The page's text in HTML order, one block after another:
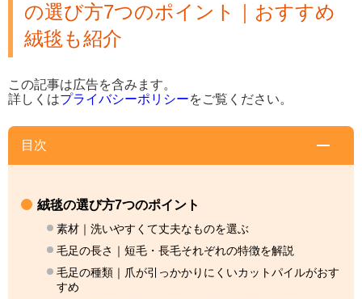
の選び方7つのポイント｜おすすめ
絨毯も紹介
この記事は広告を含みます。
詳しくはプライバシーポリシーをご覧ください。
目次
絨毯の選び方7つのポイント
素材｜洗いやすくて丈夫なものを選ぶ
毛足の長さ｜短毛・長毛それぞれの特徴を解説
毛足の種類｜爪が引っかかりにくいカットパイルがおす
すめ